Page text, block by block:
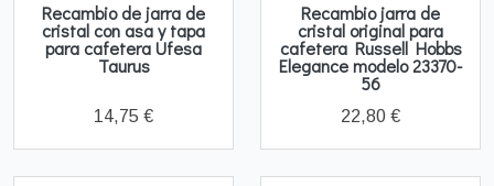
Recambio de jarra de
cristal con asa y tapa
para cafetera Ufesa
Taurus
14,75 €
Recambio jarra de
cristal original para
cafetera Russell Hobbs
Elegance modelo 23370-
56
22,80 €